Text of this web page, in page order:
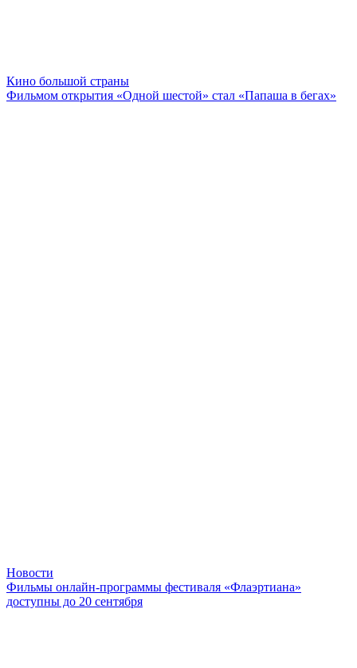
Кино большой страны
Фильмом открытия «Одной шестой» стал «Папаша в бегах»
Новости
Фильмы онлайн-программы фестиваля «Флаэртиана»
доступны до 20 сентября